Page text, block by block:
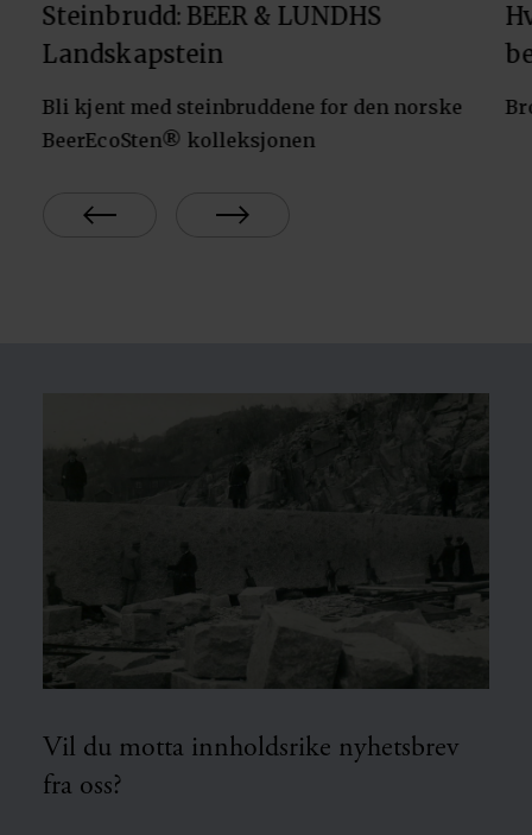
Steinbrudd: BEER & LUNDHS
Landskapstein
Bli kjent med steinbruddene for den norske
BeerEcoSten® kolleksjonen
Vil du motta innholdsrike nyhetsbrev
fra oss?